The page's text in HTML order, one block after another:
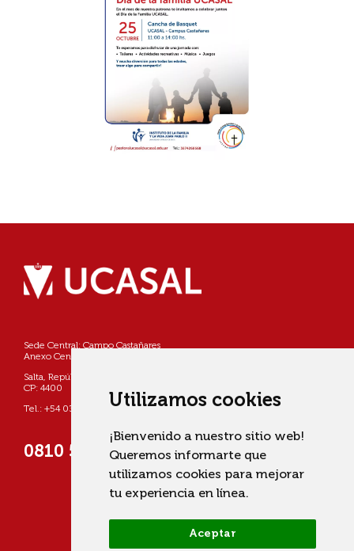
Utilizamos cookies
¡Bienvenido a nuestro sitio web!
Queremos informarte que
utilizamos cookies para mejorar
tu experiencia en línea.
Aceptar
Sede Central: Campo Castañares
Anexo Centro: Pellegrini 790
Salta, República Argentina
CP: 4400
Tel.: +54 0387 4268800
0810 555 822725 (UCASAL)